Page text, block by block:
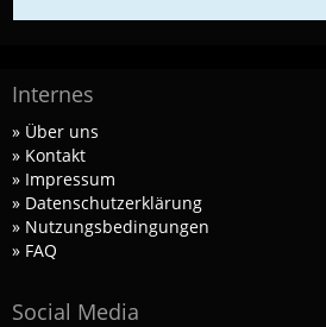
Internes
» Über uns
» Kontakt
» Impressum
» Datenschutzerklärung
» Nutzungsbedingungen
» FAQ
Social Media